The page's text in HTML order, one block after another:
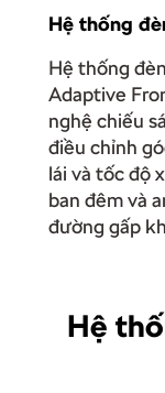
Hệ thống
Hệ thống
Adaptive
nghệ chiếu
điều chỉnh
lái và tốc độ
ban đêm và
đường gấp
Hệ